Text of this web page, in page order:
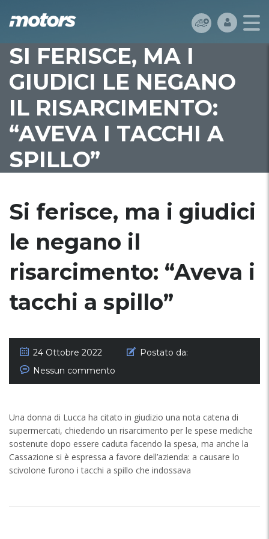
SI FERISCE, MA I
GIUDICI LE NEGANO
IL RISARCIMENTO:
“AVEVA I TACCHI A
SPILLO”
Si ferisce, ma i giudici
le negano il
risarcimento: “Aveva i
tacchi a spillo”
24 Ottobre 2022
Postato da:
Nessun commento
Una donna di Lucca ha citato in giudizio una nota catena di
supermercati, chiedendo un risarcimento per le spese mediche
sostenute dopo essere caduta facendo la spesa, ma anche la
Cassazione si è espressa a favore dell’azienda: a causare lo
scivolone furono i tacchi a spillo che indossava